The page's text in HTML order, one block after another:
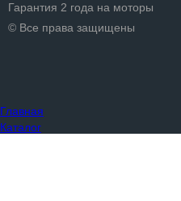
Гарантия 2 года на моторы
© Все права защищены
Главная
Каталог